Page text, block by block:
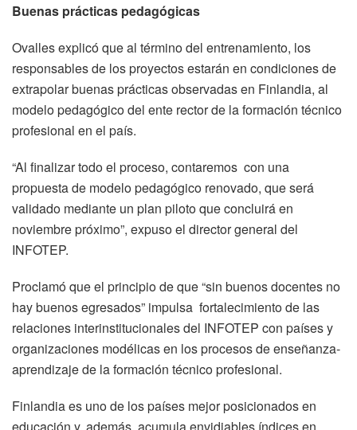
Buenas prácticas pedagógicas
Ovalles explicó que al término del entrenamiento, los
responsables de los proyectos estarán en condiciones de
extrapolar buenas prácticas observadas en Finlandia, al
modelo pedagógico del ente rector de la formación técnico
profesional en el país.
“Al finalizar todo el proceso, contaremos con una
propuesta de modelo pedagógico renovado, que será
validado mediante un plan piloto que concluirá en
noviembre próximo”, expuso el director general del
INFOTEP.
Proclamó que el principio de que “sin buenos docentes no
hay buenos egresados” impulsa fortalecimiento de las
relaciones interinstitucionales del INFOTEP con países y
organizaciones modélicas en los procesos de enseñanza-
aprendizaje de la formación técnico profesional.
Finlandia es uno de los países mejor posicionados en
educación y, además, acumula envidiables índices en